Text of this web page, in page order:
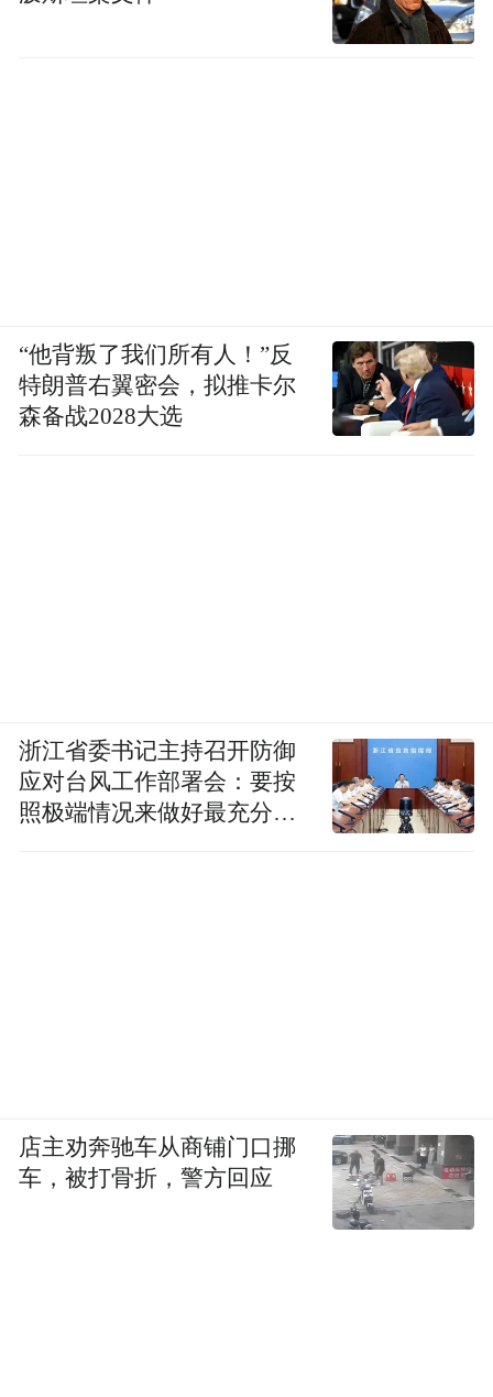
“他背叛了我们所有人！”反
特朗普右翼密会，拟推卡尔
森备战2028大选
浙江省委书记主持召开防御
应对台风工作部署会：要按
照极端情况来做好最充分的
店主劝奔驰车从商铺门口挪
车，被打骨折，警方回应